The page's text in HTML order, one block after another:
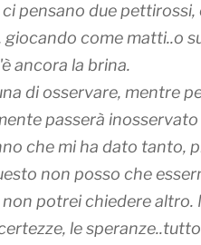
pensano due pettirossi,
come matti..o
ancora la brina.
di osservare, mentre
passerà inosservato
che mi ha dato tanto,
non posso che
potrei chiedere altro.
le